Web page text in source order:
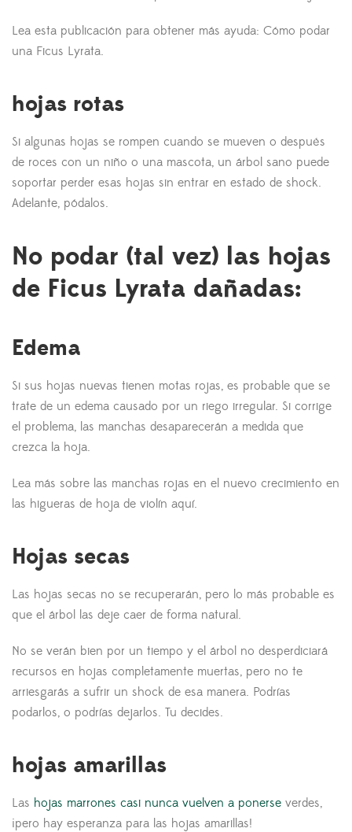
Lea esta publicación para obtener más ayuda: Cómo podar
una Ficus Lyrata.
hojas rotas
Si algunas hojas se rompen cuando se mueven o después
de roces con un niño o una mascota, un árbol sano puede
soportar perder esas hojas sin entrar en estado de shock.
Adelante, pódalos.
No podar (tal vez) las hojas
de Ficus Lyrata dañadas:
Edema
Si sus hojas nuevas tienen motas rojas, es probable que se
trate de un edema causado por un riego irregular. Si corrige
el problema, las manchas desaparecerán a medida que
crezca la hoja.
Lea más sobre las manchas rojas en el nuevo crecimiento en
las higueras de hoja de violín aquí.
Hojas secas
Las hojas secas no se recuperarán, pero lo más probable es
que el árbol las deje caer de forma natural.
No se verán bien por un tiempo y el árbol no desperdiciará
recursos en hojas completamente muertas, pero no te
arriesgarás a sufrir un shock de esa manera. Podrías
podarlos, o podrías dejarlos. Tu decides.
hojas amarillas
Las hojas marrones casi nunca vuelven a ponerse verdes,
¡pero hay esperanza para las hojas amarillas!